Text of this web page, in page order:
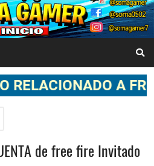
A FREE FIRE **
de free fire Invitado